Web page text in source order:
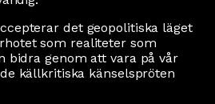
det geopolitiska läget
som realiteter som
bidra genom att vara på vår
källkritiska känselspröten